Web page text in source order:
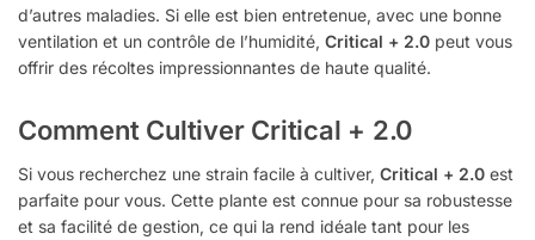
d’autres maladies. Si elle est bien entretenue, avec une bonne
ventilation et un contrôle de l’humidité, Critical + 2.0 peut vous
offrir des récoltes impressionnantes de haute qualité.
Comment Cultiver Critical + 2.0
Si vous recherchez une strain facile à cultiver, Critical + 2.0 est
parfaite pour vous. Cette plante est connue pour sa robustesse
et sa facilité de gestion, ce qui la rend idéale tant pour les